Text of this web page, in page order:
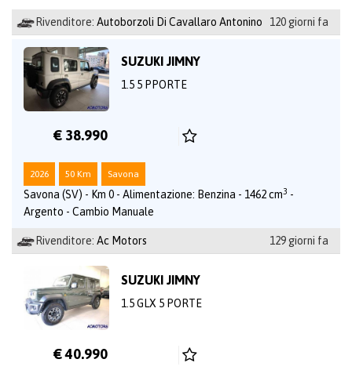
Rivenditore: Autoborzoli Di Cavallaro Antonino 120 giorni fa
SUZUKI JIMNY
1.5 5 PPORTE
€ 38.990
2026 50 Km Savona
Savona (SV) - Km 0 - Alimentazione: Benzina - 1462 cm3 -
Argento - Cambio Manuale
Rivenditore: Ac Motors 129 giorni fa
SUZUKI JIMNY
1.5 GLX 5 PORTE
€ 40.990